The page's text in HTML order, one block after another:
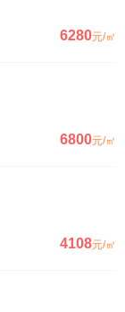
6280元/㎡
6800元/㎡
4108元/㎡